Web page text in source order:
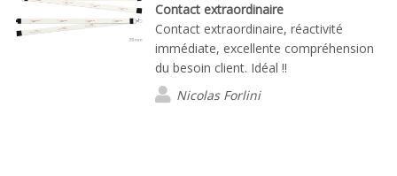
Contact extraordinaire
Contact extraordinaire, réactivité
immédiate, excellente compréhension
du besoin client. Idéal !!
Nicolas Forlini